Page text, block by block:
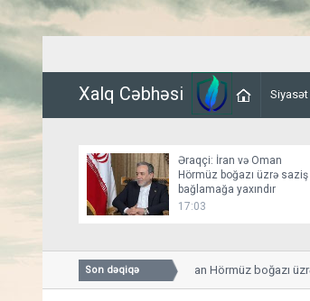
Xalq Cəbhəsi Siyasət
Əraqçi: İran və Oman
Hörmüz boğazı üzrə saziş
bağlamağa yaxındır
17:03
Son dəqiqə
Əraqçi: İran və Oman Hörmüz boğazı üzrə